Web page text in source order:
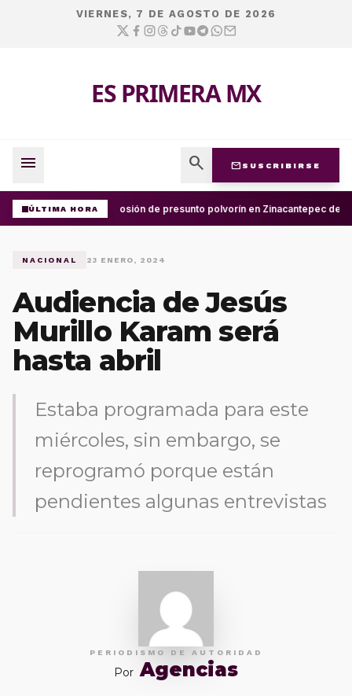
VIERNES, 7 DE AGOSTO DE 2026
ES PRIMERA MX
menu search mail SUSCRIBIRSE
ÚLTIMA HORA Explosión de presunto polvorín en Zinacantepec
NACIONAL 23 ENERO, 2024
Audiencia de Jesús
Murillo Karam será
hasta abril
Estaba programada para este
miércoles, sin embargo, se
reprogramó porque están
pendientes algunas entrevistas
PERIODISMO DE AUTORIDAD
Por Agencias